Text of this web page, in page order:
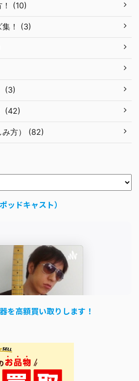
！ (10)
集！ (3)
(3)
(42)
み方） (82)
ッドキャスト）
を高額買い取りします！